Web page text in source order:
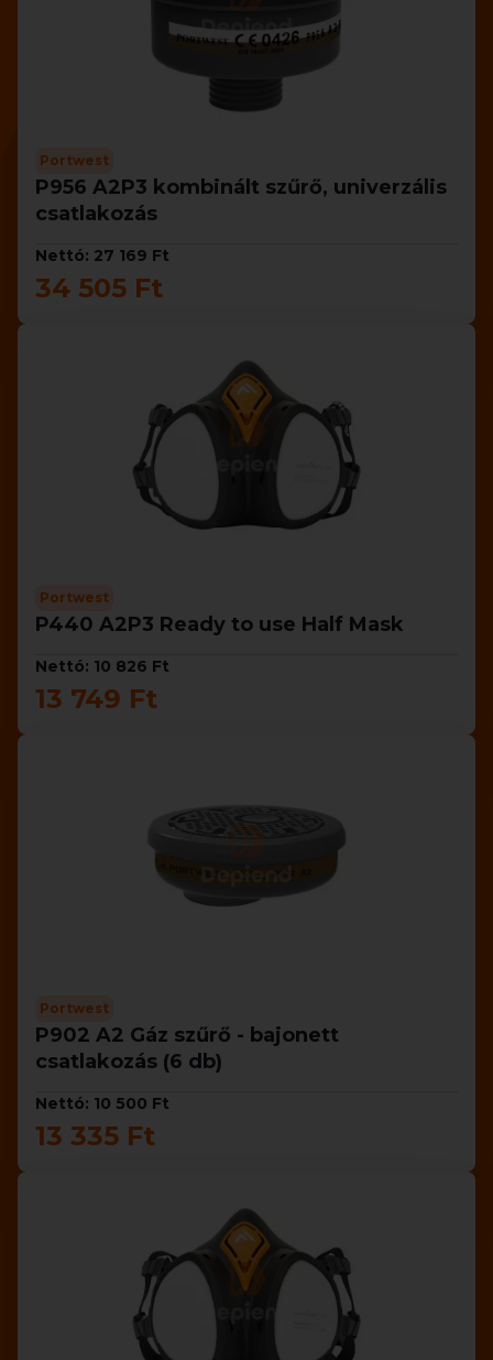
Portwest
P956 A2P3 kombinált szűrő, univerzális
csatlakozás
Nettó: 27 169 Ft
34 505 Ft
Portwest
P440 A2P3 Ready to use Half Mask
Nettó: 10 826 Ft
13 749 Ft
Portwest
P902 A2 Gáz szűrő - bajonett
csatlakozás (6 db)
Nettó: 10 500 Ft
13 335 Ft